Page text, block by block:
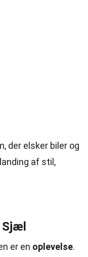
der elsker biler og
af stil,
er en oplevelse.